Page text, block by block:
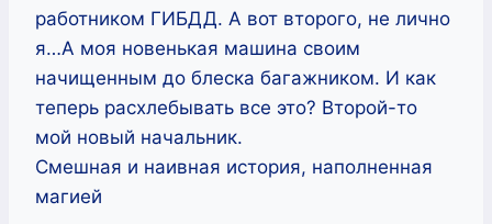
работником ГИБДД. А вот второго, не лично
я…А моя новенькая машина своим
начищенным до блеска багажником. И как
теперь расхлебывать все это? Второй-то
мой новый начальник.
Смешная и наивная история, наполненная
магией